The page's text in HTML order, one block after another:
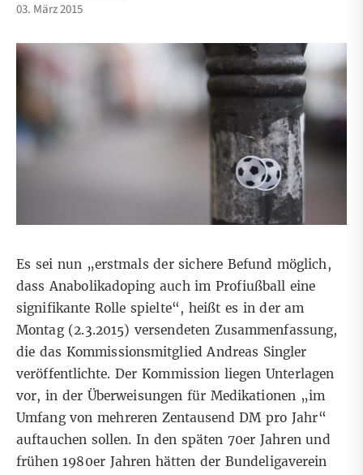
03. März 2015
Es sei nun „erstmals der sichere Befund möglich,
dass Anabolikadoping auch im Profiußball eine
signifikante Rolle spielte“, heißt es in der am
Montag (2.3.2015) versendeten Zusammenfassung,
die das Kommissionsmitglied Andreas Singler
veröffentlichte. Der Kommission liegen Unterlagen
vor, in der Überweisungen für Medikationen „im
Umfang von mehreren Zentausend DM pro Jahr“
auftauchen sollen. In den späten 70er Jahren und
frühen 1980er Jahren hätten der Bundeligaverein